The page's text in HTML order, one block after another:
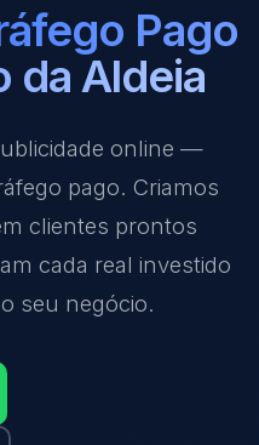
Pago
da Aldeia
online —
pago. Criamos
clientes prontos
cada real investido
seu negócio.